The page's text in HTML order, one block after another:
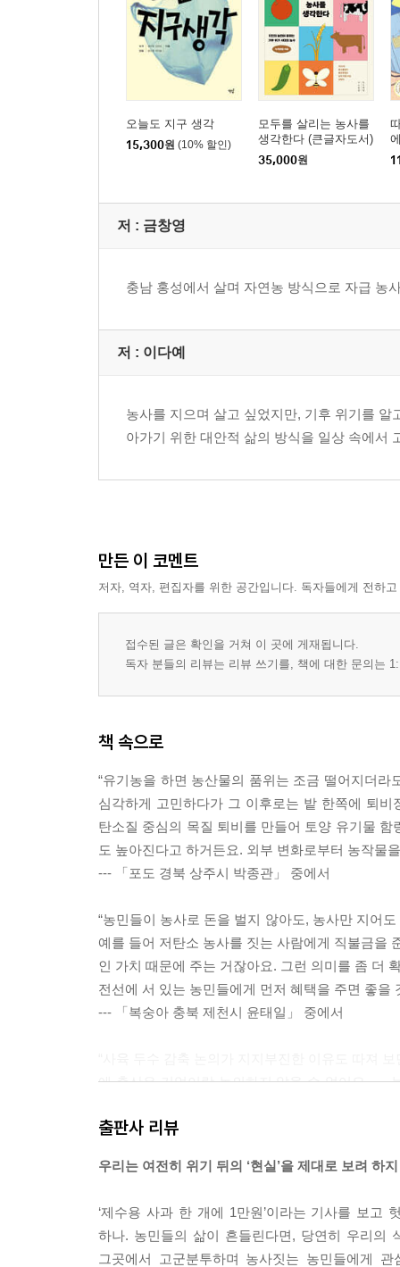
2부. 기후 위기와 농사, 무엇이 문제인가
대담 : 기후 위기 앞에 무덤덤한 농민, 농업 현장은
정책 진단 : 2050 농식품 탄소 중립 추진 전략의 한
나가는 글 : 그들은 거기에 살고 있다
오늘도 지구 생각
15,300원 (10% 할인)
모두를 살리는 농사를
생각한다 (큰글자도서)
35,000원
저 : 금창영
충남 홍성에서 살며 자연농 방식으로 자급 농
저 : 이다예
농사를 지으며 살고 싶었지만, 기후 위기를
아가기 위한 대안적 삶의 방식을 일상 속에서
만든 이 코멘트
저자, 역자, 편집자를 위한 공간입니다. 독자들에게 전하
접수된 글은 확인을 거쳐 이 곳에 게재됩니다.
독자 분들의 리뷰는 리뷰 쓰기를, 책에 대한 문의는
책 속으로
“유기농을 하면 농산물의 품위는 조금 떨어지더
심각하게 고민하다가 그 이후로는 밭 한쪽에 퇴
탄소질 중심의 목질 퇴비를 만들어 토양 유기물
도 높아진다고 하거든요. 외부 변화로부터 농작물
--- 「포도 경북 상주시 박종관」 중에서
“농민들이 농사로 돈을 벌지 않아도, 농사만 지어
예를 들어 저탄소 농사를 짓는 사람에게 직불금을
인 가치 때문에 주는 거잖아요. 그런 의미를 좀 더
전선에 서 있는 농민들에게 먼저 혜택을 주면 좋을
--- 「복숭아 충북 제천시 윤태일」 중에서
에 축산은 기업이랑 논의하지 않을 수 없어요. …
--- 「한우 전북 완주군 박일진」 중에서
“스마트 팜이라 하면 컴퓨터가 농사를 대신 지어
마트 팜 진흥책은 ‘초보적인 자동화 온실에서 통합
--- 「딸기(스마트 팜) 경북 상주시 박홍희」 중에서
출판사 리뷰
우리는 여전히 위기 뒤의 ‘현실’을 제대로 보려 하
‘제수용 사과 한 개에 1만원’이라는 기사를 보
하나. 농민들의 삶이 흔들린다면, 당연히 우리의
그곳에서 고군분투하며 농사짓는 농민들에게